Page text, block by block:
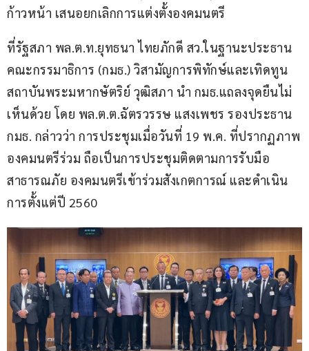
ก้าวหน้า เสนอยกเลิกการแต่งตั้งองคมนตรี
ที่รัฐสภา พล.ต.ท.ยุทธนา ไทยภักดี สว.ในฐานะประธาน
คณะกรรมาธิการ (กมธ.) วิสามัญการพิทักษ์และเทิดทูน
สถาบันพระมหากษัตริย์ วุฒิสภา นำ กมธ.แถลงจุดยืนไม่
เห็นด้วย โดย พล.ต.ต.ฉัตรวรรษ แสงเพชร รองประธาน
กมธ. กล่าวว่า การประชุมเมื่อวันที่ 19 พ.ค. ที่ปรากฏภาพ
องคมนตรีร่วม ถือเป็นการประชุมติดตามการรับมือ
สาธารณภัย องคมนตรีเข้าร่วมสังเกตการณ์ และดำเนิน
การตั้งแต่ปี 2560